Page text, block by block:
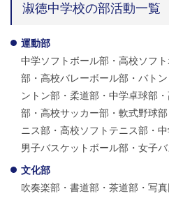
淑徳中学校の部活動一覧
運動部
中学ソフトボール部・高校ソフ
部・高校バレーボール部・バト
ントン部・柔道部・中学卓球部
部・高校サッカー部・軟式野球
ニス部・高校ソフトテニス部・
男子バスケットボール部・女子
文化部
吹奏楽部・書道部・茶道部・写